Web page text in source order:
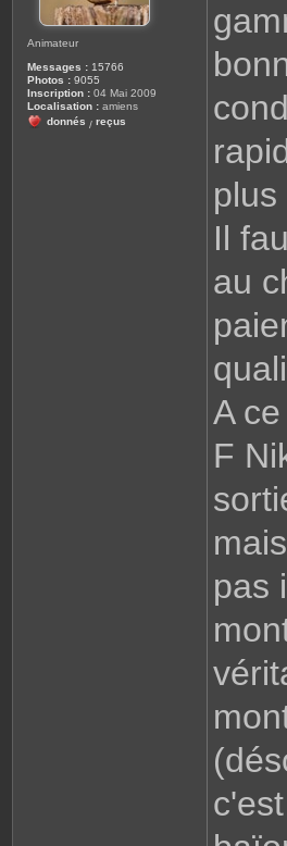
Animateur
Messages : 15766
Photos : 9055
Inscription : 04 Mai 2009
Localisation : amiens
donnés / reçus
Il
au
A
F
pas